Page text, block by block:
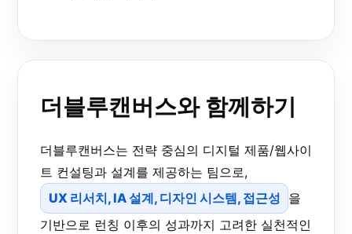
더블루캔버스와 함께하기
더블루캔버스는 전략 중심의 디지털 제품/웹사이
트 컨설팅과 설계를 제공하는 팀으로,
UX 리서치, IA 설계, 디자인 시스템, 접근성 을
기반으로 런칭 이후의 성과까지 고려한 실천적인